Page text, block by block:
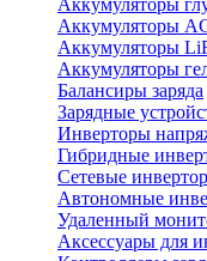
Аккумуляторы
Аккумуляторы
Аккумуляторы
Аккумуляторы
Балансиры заряда
Зарядные
Инверторы
Гибридные
Сетевые
Автономные
Удаленный
Аксессуары для